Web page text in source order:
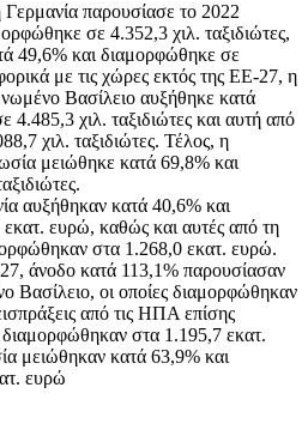
Γερμανία παρουσίασε το 2022
σε 4.352,3 χιλ. ταξιδιώτες,
49,6% και διαμορφώθηκε σε
με τις χώρες εκτός της ΕΕ‑27, η
Βασίλειο αυξήθηκε κατά
χιλ. ταξιδιώτες και αυτή από
χιλ. ταξιδιώτες. Τέλος, η
μειώθηκε κατά 69,8% και
αυξήθηκαν κατά 40,6% και
ευρώ, καθώς και αυτές από τη
στα 1.268,0 εκατ. ευρώ.
άνοδο κατά 113,1% παρουσίασαν
Βασίλειο, οι οποίες διαμορφώθηκαν
από τις ΗΠΑ επίσης
στα 1.195,7 εκατ.
μειώθηκαν κατά 63,9% και
ευρώ